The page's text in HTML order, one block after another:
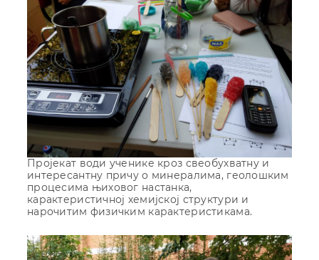
Пројекат води ученике кроз свеобухватну и
интересантну причу о минералима, геолошким
процесима њиховог настанка,
карактеристичној хемијској структури и
нарочитим физичким карактеристикама.